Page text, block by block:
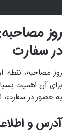
روز
در سفارت
روز مصاحبه، نقطه
برای آن اهمیت
به حضور در سفارت،
آدرس و